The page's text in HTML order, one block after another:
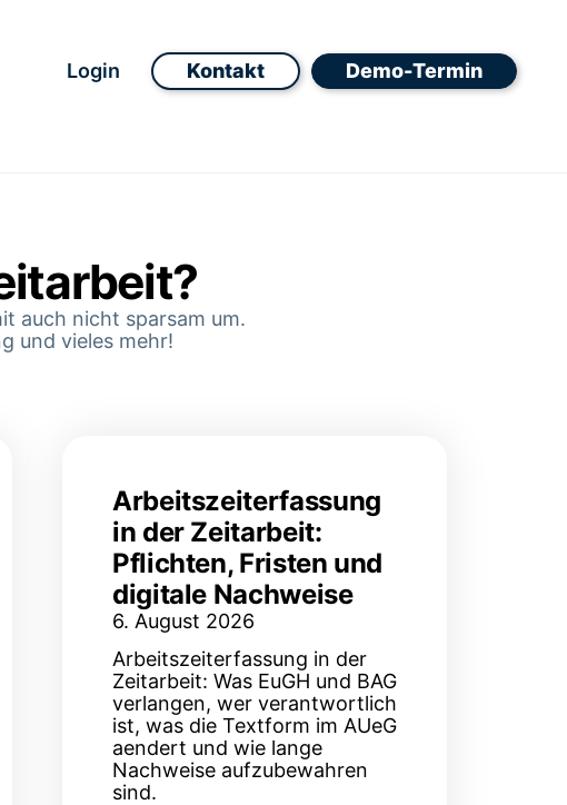
Login Kontakt Demo-Termin
auch nicht sparsam um.
und vieles mehr!
Arbeitszeiterfassung
in der Zeitarbeit:
Pflichten, Fristen und
digitale Nachweise
6. August 2026
Arbeitszeiterfassung in der
Zeitarbeit: Was EuGH und BAG
verlangen, wer verantwortlich
ist, was die Textform im AUeG
aendert und wie lange
Nachweise aufzubewahren
sind.